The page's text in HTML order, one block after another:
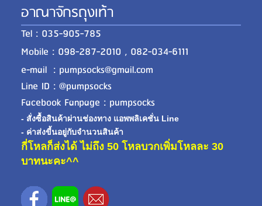
อาณาจักรถุงเท้า
Tel : 035-905-785
Mobile : 098-287-2010 , 082-034-6111
e-mail : pumpsocks@gmail.com
Line ID : @pumpsocks
Facebook Fanpage : pumpsocks
- สั่งซื้อสินค้าผ่านช่องทาง แอพพลิเคชั่น Line
- ค่าส่งขี้นอยู่กับจำนวนสินค้า
กี่โหลก็ส่งได้ ไม่ถึง 50 โหลบวกเพิ่มโหลละ 30
บาทนะคะ^^